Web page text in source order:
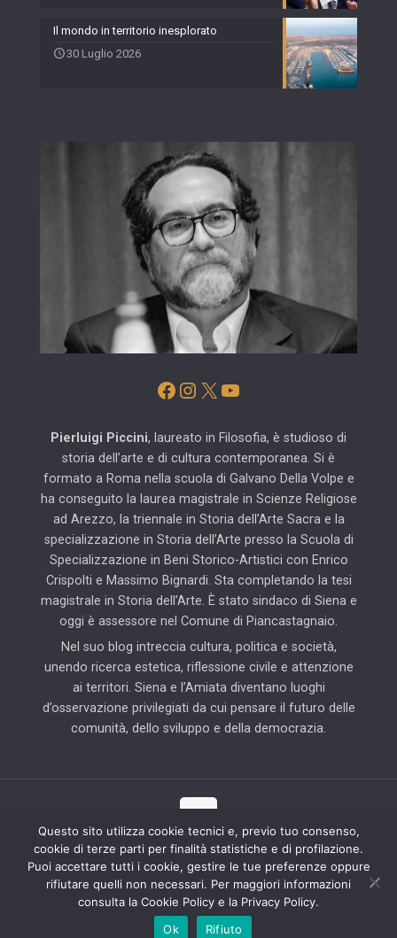
Il mondo in territorio inesplorato
30 Luglio 2026
Facebook
Instagram
X YouTube
Pierluigi Piccini, laureato in Filosofia, è studioso di
storia dell’arte e di cultura contemporanea. Si è
formato a Roma nella scuola di Galvano Della Volpe e
ha conseguito la laurea magistrale in Scienze Religiose
ad Arezzo, la triennale in Storia dell’Arte Sacra e la
specializzazione in Storia dell’Arte presso la Scuola di
Specializzazione in Beni Storico-Artistici con Enrico
Crispolti e Massimo Bignardi. Sta completando la tesi
magistrale in Storia dell’Arte. È stato sindaco di Siena e
oggi è assessore nel Comune di Piancastagnaio.
Nel suo blog intreccia cultura, politica e società,
unendo ricerca estetica, riflessione civile e attenzione
ai territori. Siena e l’Amiata diventano luoghi
d’osservazione privilegiati da cui pensare il futuro delle
comunità, dello sviluppo e della democrazia.
© 2025 Il Blog di Pierluigi Piccini | Tutti i diritti riservati | Partner
tecnico: Hab Solution
Questo sito utilizza cookie tecnici e, previo tuo consenso,
cookie di terze parti per finalità statistiche e di profilazione.
Puoi accettare tutti i cookie, gestire le tue preferenze oppure
rifiutare quelli non necessari. Per maggiori informazioni
consulta la Cookie Policy e la Privacy Policy.
Ok
Rifiuto